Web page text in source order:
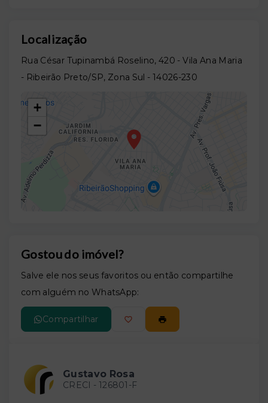
Localização
Rua César Tupinambá Roselino, 420 - Vila Ana Maria
- Ribeirão Preto/SP, Zona Sul - 14026-230
+
−
Gostou do imóvel?
Salve ele nos seus favoritos ou então compartilhe
com alguém no WhatsApp:
Compartilhar
Gustavo Rosa
CRECI - 126801-F